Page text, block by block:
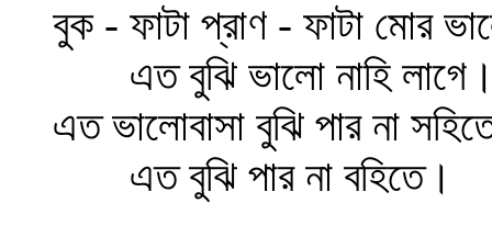
বুক - ফাটা প্রাণ - ফাটা মোর
এত বুঝি ভালো নাহি
এত ভালোবাসা বুঝি পার না
এত বুঝি পার না বহিতে।